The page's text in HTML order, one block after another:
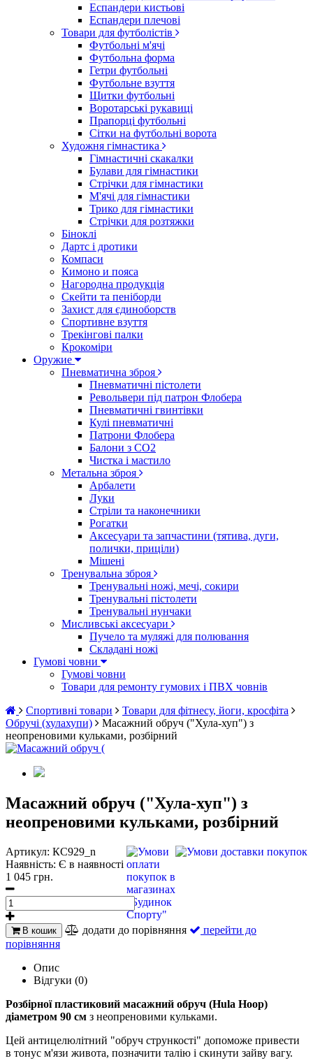
Еспандери кистьові
Еспандери плечові
Товари для футболістів
Футбольні м'ячі
Футбольна форма
Гетри футбольні
Футбольне взуття
Щитки футбольні
Воротарські рукавиці
Прапорці футбольні
Сітки на футбольні ворота
Художня гімнастика
Гімнастичні скакалки
Булави для гімнастики
Стрічки для гімнастики
М'ячі для гімнастики
Трико для гімнастики
Стрічки для розтяжки
Біноклі
Дартс і дротики
Компаси
Кимоно и пояса
Нагородна продукція
Скейти та пеніборди
Захист для єдиноборств
Спортивне взуття
Трекінгові палки
Крокоміри
Оружие
Пневматична зброя
Пневматичні пістолети
Револьвери під патрон Флобера
Пневматичні гвинтівки
Кулі пневматичні
Патрони Флобера
Балони з CO2
Чистка і мастило
Метальна зброя
Арбалети
Луки
Стріли та наконечники
Рогатки
Аксесуари та запчастини (тятива, дуги,
полички, приціли)
Мішені
Тренувальна зброя
Тренувальні ножі, мечі, сокири
Тренувальні пістолети
Тренувальні нунчаки
Мисливські аксесуари
Пучело та муляжі для полювання
Складані ножі
Гумові човни
Гумові човни
Товари для ремонту гумових і ПВХ човнів
Спортивні товари
Товари для фітнесу, йоги, кросфіта
Обручі (хулахупи)
Масажний обруч ("Хула-хуп") з
неопреновими кульками, розбірний
Масажний обруч ("Хула-хуп") з
неопреновими кульками, розбірний
Артикул: КС929_n
Наявність: Є в наявності
1 045 грн.
В кошик додати до порівняння
перейти до
порівняння
Опис
Відгуки (0)
Розбірної пластиковий масажний обруч (Hula Hoop)
діаметром 90 см з неопреновими кульками.
Цей антицелюлітний "обруч стрункості" допоможе привести
в тонус м'язи живота, позначити талію і скинути зайву вагу.